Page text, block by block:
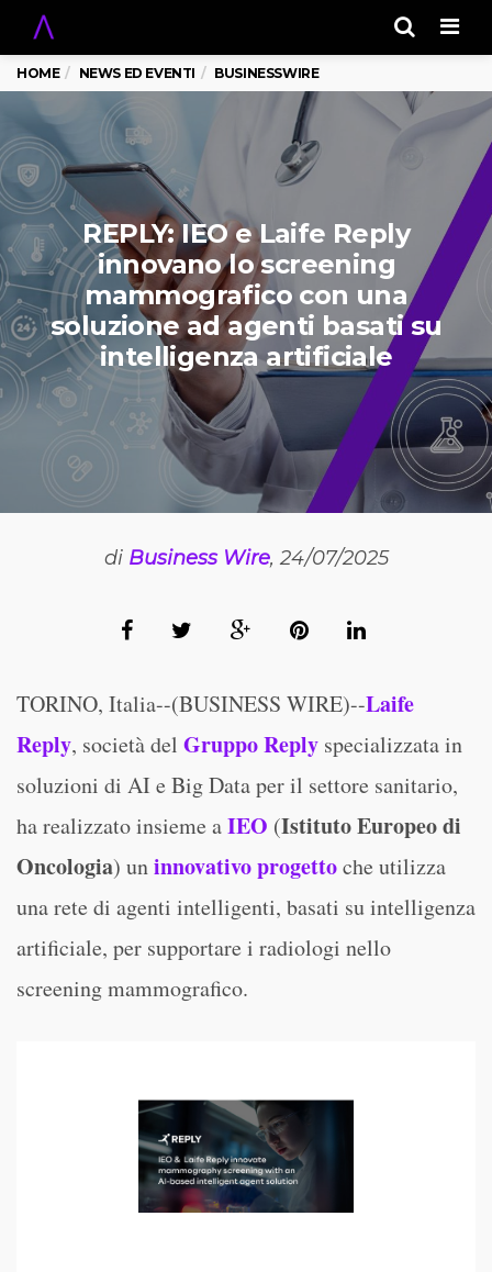
HOME NEWS ED EVENTI BUSINESSWIRE
REPLY: IEO e Laife Reply
innovano lo screening
mammografico con una
soluzione ad agenti basati su
intelligenza artificiale
di Business Wire, 24/07/2025
TORINO, Italia--(BUSINESS WIRE)--Laife
Reply, società del Gruppo Reply specializzata in
soluzioni di AI e Big Data per il settore sanitario,
ha realizzato insieme aIEO (Istituto Europeo di
Oncologia) uninnovativo progettoche utilizza
una rete di agenti intelligenti, basati su intelligenza
artificiale, per supportare i radiologi nello
screening mammografico.